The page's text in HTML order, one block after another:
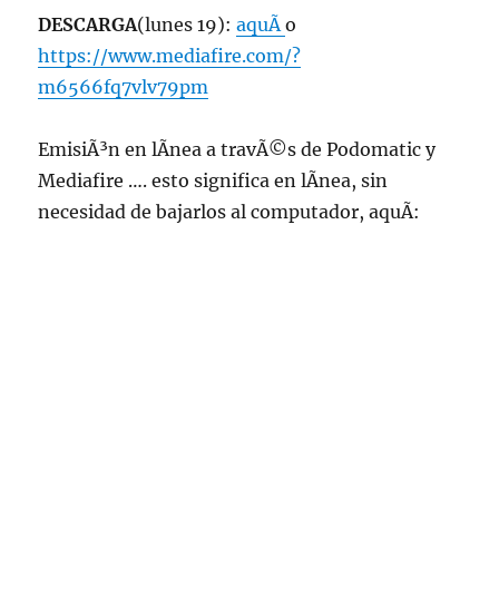
DESCARGA(lunes 19):aquÃ­o
https://www.mediafire.com/?
m6566fq7vlv79pm
EmisiÃ³n en lÃ­nea a travÃ©s de Podomatic y
Mediafire …. esto significa en lÃ­nea, sin
necesidad de bajarlos al computador, aquÃ­: